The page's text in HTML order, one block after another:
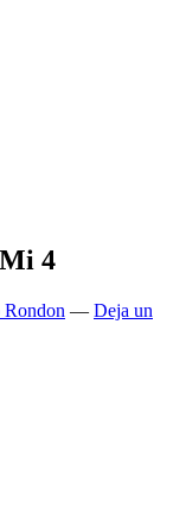
4
Rondon — Deja un